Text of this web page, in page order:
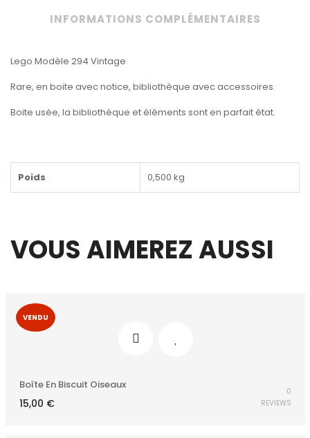
INFORMATIONS COMPLÉMENTAIRES
Lego Modèle 294 Vintage
Rare, en boite avec notice, bibliothèque avec accessoires.
Boite usée, la bibliothèque et éléments sont en parfait état.
Poids 0,500 kg
VOUS AIMEREZ AUSSI
VENDU
Boîte En Biscuit Oiseaux
15,00 €
0
REVIEWS